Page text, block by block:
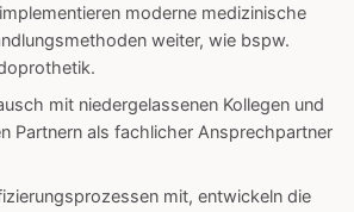
moderne medizinische
weiter, wie bspw.
mit niedergelassenen Kollegen und
Partnern als fachlicher Ansprechpartner
mit, entwickeln die